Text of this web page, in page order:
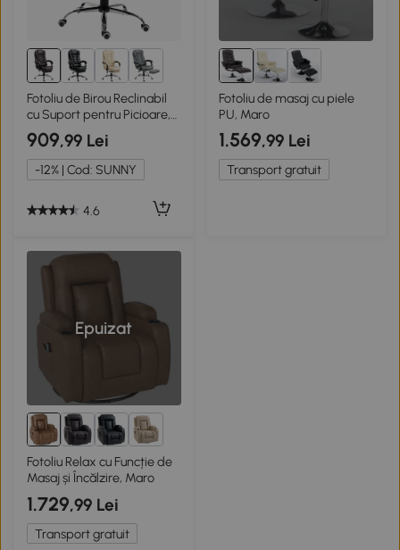
Fotoliu de Birou Reclinabil
cu Suport pentru Picioare,
culoare Cafea
909,99 Lei
-12% | Cod: SUNNY
4.6
Fotoliu de masaj cu piele
PU, Maro
1.569,99 Lei
Transport gratuit
Epuizat
2+
Fotoliu Relax cu Funcție de
Masaj și Încălzire, Maro
1.729,99 Lei
Transport gratuit